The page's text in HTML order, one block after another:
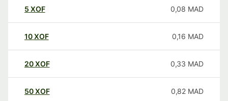
5 XOF 0,08 MAD
10XOF 0,16 MAD
20XOF 0,33 MAD
50XOF 0,82 MAD